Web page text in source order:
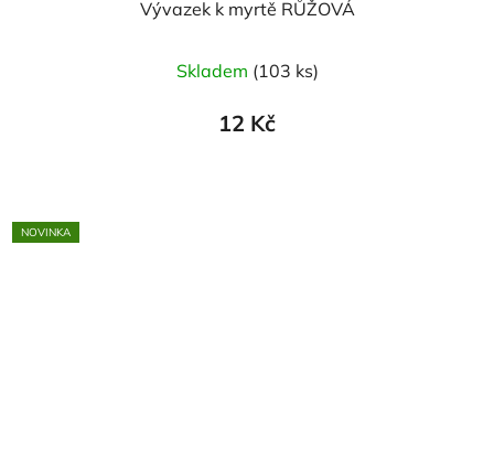
Vývazek k myrtě RŮŽOVÁ
Skladem (103 ks)
12 Kč
NOVINKA